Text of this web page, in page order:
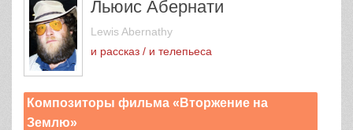
Льюис Абернати
Lewis Abernathy
и рассказ / и телепьеса
Композиторы фильма «Вторжение на
Землю»